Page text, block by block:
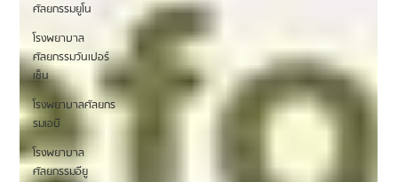
ศัลยกรรมยูโน
โรงพยาบาล
ศัลยกรรมวันเปอร์
เซ็น
โรงพยาบาลศัลยกร
รมเอบี
โรงพยาบาล
ศัลยกรรมอียู